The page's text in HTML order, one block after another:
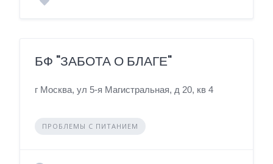
БФ "ЗАБОТА О БЛАГЕ"
г Москва, ул 5-я Магистральная, д 20, кв 4
ПРОБЛЕМЫ С ПИТАНИЕМ